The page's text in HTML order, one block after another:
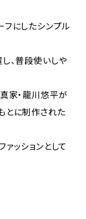
にしたシンプル
、普段使いしや
家・龍川悠平が
とに制作された
ッションとして